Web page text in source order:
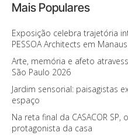
Mais Populares
Exposição celebra trajetória
PESSOA Architects em Manaus
Arte, memória e afeto
São Paulo 2026
Jardim sensorial: paisagistas
espaço
Na reta final da CASACOR
protagonista da casa